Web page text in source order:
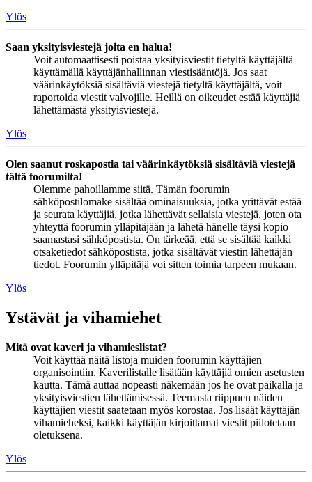
Ylös
Saan yksityisviestejä joita en halua!
Voit automaattisesti poistaa yksityisviestit tietyltä käyttäjältä
käyttämällä käyttäjänhallinnan viestisääntöjä. Jos saat
väärinkäytöksiä sisältäviä viestejä tietyltä käyttäjältä, voit
raportoida viestit valvojille. Heillä on oikeudet estää käyttäjiä
lähettämästä yksityisviestejä.
Ylös
Olen saanut roskapostia tai väärinkäytöksiä sisältäviä viestejä
tältä foorumilta!
Olemme pahoillamme siitä. Tämän foorumin
sähköpostilomake sisältää ominaisuuksia, jotka yrittävät estää
ja seurata käyttäjiä, jotka lähettävät sellaisia viestejä, joten ota
yhteyttä foorumin ylläpitäjään ja lähetä hänelle täysi kopio
saamastasi sähköpostista. On tärkeää, että se sisältää kaikki
otsaketiedot sähköpostista, jotka sisältävät viestin lähettäjän
tiedot. Foorumin ylläpitäjä voi sitten toimia tarpeen mukaan.
Ylös
Ystävät ja vihamiehet
Mitä ovat kaveri ja vihamieslistat?
Voit käyttää näitä listoja muiden foorumin käyttäjien
organisointiin. Kaverilistalle lisätään käyttäjiä omien asetusten
kautta. Tämä auttaa nopeasti näkemään jos he ovat paikalla ja
yksityisviestien lähettämisessä. Teemasta riippuen näiden
käyttäjien viestit saatetaan myös korostaa. Jos lisäät käyttäjän
vihamieheksi, kaikki käyttäjän kirjoittamat viestit piilotetaan
oletuksena.
Ylös